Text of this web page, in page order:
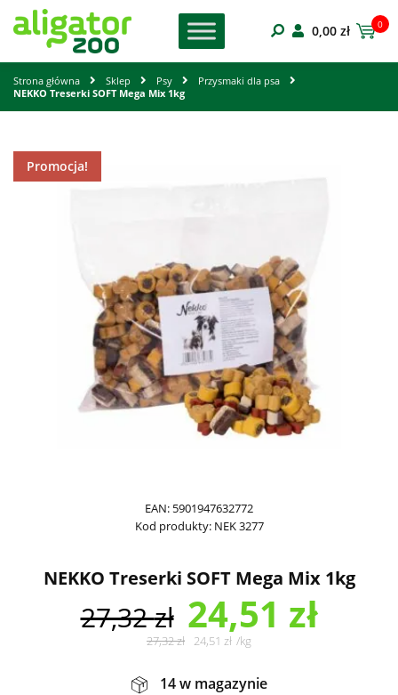
0,00 zł 0
Strona główna Sklep Psy
Przysmaki dla psa
NEKKO Treserki SOFT Mega Mix 1kg
Promocja!
EAN: 5901947632772
Kod produkty: NEK 3277
NEKKO Treserki SOFT Mega Mix 1kg
27,32zł 24,51 zł
27,32zł 24,51 zł /kg
14 w magazynie